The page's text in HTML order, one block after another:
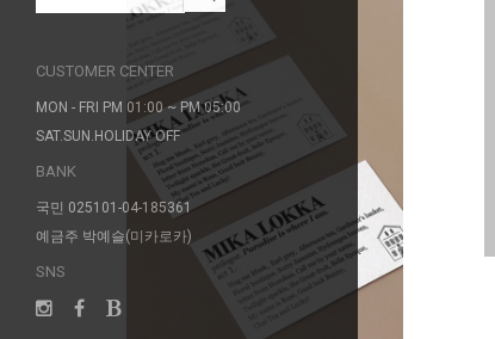
CUSTOMER CENTER
MON - FRI PM 01:00 ~ PM 05:00
SAT.SUN.HOLIDAY OFF
BANK
국민 025101-04-185361
예금주 박예슬(미카로카)
SNS